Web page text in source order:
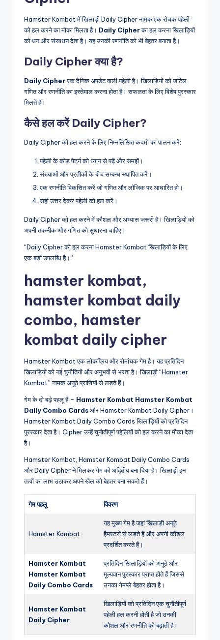
Hamster Kombat में खिलाड़ी Daily Cipher नामक एक रोचक पहेली
को हल करने का मौका मिलता है। Daily Cipherका हल करना खिलाड़ियों
को धन और संसाधन देता है। यह उनकी रणनीति को भी बेहतर बनाता है।
Daily Cipher क्या है?
Daily Cipherएक दैनिक अपडेट वाली पहेली है। खिलाड़ियों को जटिल
गणित और रणनीति का इस्तेमाल करना होता है। सफलता के लिए विशेष पुरस्कार
मिलते हैं।
कैसे हल करें Daily Cipher?
Daily Cipher को हल करने के लिए निम्नलिखित कदमों का पालन करें:
पहेली के कोड पैटर्न को ध्यान से पढ़ें और समझें।
संख्याओं और प्रतीकों के बीच सम्बन्ध स्थापित करें।
एक रणनीति विकसित करें जो गणित और लॉजिक पर आधारित हो।
सही उत्तर देकर पहेली को हल करें।
Daily Cipher को हल करने में कौशल और अभ्यास जरूरी है। खिलाड़ियों को
अपनी तकनीक और गणित को सुधारना चाहिए।
“Daily Cipher को हल करना Hamster Kombat खिलाड़ियों के लिए
एक बड़ी उपलब्धि है।”
hamster kombat,
hamster kombat daily
combo, hamster
kombat daily cipher
Hamster Kombat एक लोकप्रिय और रोमांचक गेम है। यह प्रतिदिन
खिलाड़ियों को नई चुनौतियों और अनुभवों से भरता है। खिलाड़ी “Hamster
Kombat” नामक अनूठे प्राणियों से लड़ते हैं।
गेम के दो बड़े पहलू हैं – Hamster Kombat Hamster Kombat
Daily Combo Cardsऔर Hamster Kombat Daily Cipher।
Hamster Kombat Daily Combo Cards खिलाड़ियों को प्रतिदिन
पुरस्कार देता है। Cipher उन्हें चुनौतीपूर्ण पहेलियों को हल करने का मौका देता
है।
Hamster Kombat, Hamster Kombat Daily Combo Cards
और Daily Cipher ने मिलकर गेम को अद्वितीय बना दिया है। खिलाड़ी इन
तत्वों का लाभ उठाकर अपने खेल को बेहतर बना सकते हैं।
गेम पहलू विवरण
Hamster Kombat
यह मुख्य गेम है जहां खिलाड़ी अनूठे
हैमस्टरों से लड़ते हैं और अपनी कौशल
प्रदर्शित करते हैं।
Hamster Kombat
Hamster Kombat
Daily Combo Cards
प्रतिदिन खिलाड़ियों को अनूठे और
मूल्यवान पुरस्कार प्राप्त होते हैं जिससे
उनका गेमप्ले बेहतर होता है।
Hamster Kombat
Daily Cipher
खिलाड़ियों को प्रतिदिन एक चुनौतीपूर्ण
पहेली हल करनी होती है जो उनकी
कौशल और रणनीति को बढ़ाती है।